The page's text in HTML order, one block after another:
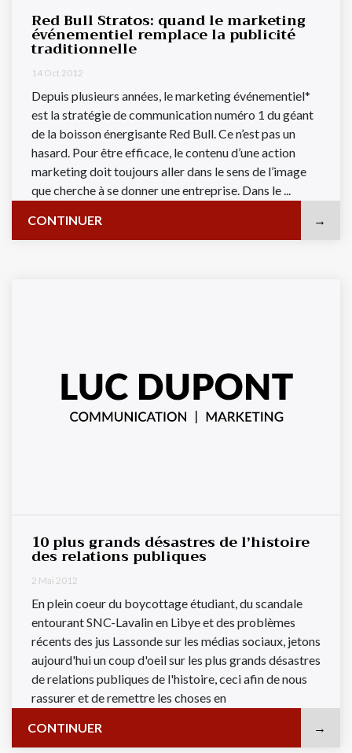
Red Bull Stratos: quand le marketing
événementiel remplace la publicité
traditionnelle
14 Oct 2012
Depuis plusieurs années, le marketing événementiel*
est la stratégie de communication numéro 1 du géant
de la boisson énergisante Red Bull. Ce n’est pas un
hasard. Pour être efficace, le contenu d’une action
marketing doit toujours aller dans le sens de l’image
que cherche à se donner une entreprise. Dans le ...
CONTINUER
10 plus grands désastres de l’histoire
des relations publiques
2 Mai 2012
En plein coeur du boycottage étudiant, du scandale
entourant SNC-Lavalin en Libye et des problèmes
récents des jus Lassonde sur les médias sociaux, jetons
aujourd'hui un coup d'oeil sur les plus grands désastres
de relations publiques de l'histoire, ceci afin de nous
rassurer et de remettre les choses en
CONTINUER